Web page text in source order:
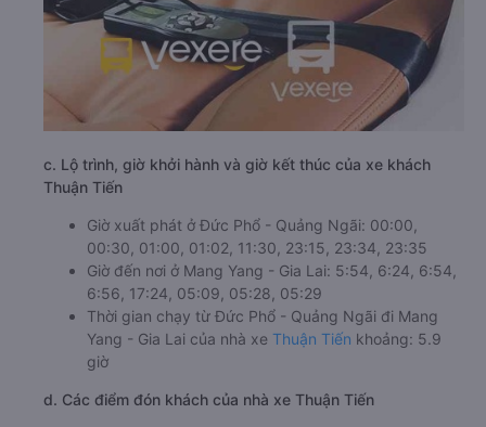
c. Lộ trình, giờ khởi hành và giờ kết thúc của xe khách
Thuận Tiến
Giờ xuất phát ở Đức Phổ - Quảng Ngãi: 00:00,
00:30, 01:00, 01:02, 11:30, 23:15, 23:34, 23:35
Giờ đến nơi ở Mang Yang - Gia Lai: 5:54, 6:24, 6:54,
6:56, 17:24, 05:09, 05:28, 05:29
Thời gian chạy từ Đức Phổ - Quảng Ngãi đi Mang
Yang - Gia Lai của nhà xe Thuận Tiến khoảng: 5.9
giờ
d. Các điểm đón khách của nhà xe Thuận Tiến